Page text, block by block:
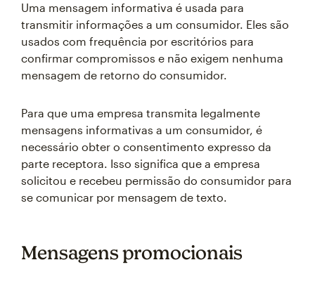
Uma mensagem informativa é usada para
transmitir informações a um consumidor. Eles são
usados com frequência por escritórios para
confirmar compromissos e não exigem nenhuma
mensagem de retorno do consumidor.
Para que uma empresa transmita legalmente
mensagens informativas a um consumidor, é
necessário obter o consentimento expresso da
parte receptora. Isso significa que a empresa
solicitou e recebeu permissão do consumidor para
se comunicar por mensagem de texto.
Mensagens promocionais